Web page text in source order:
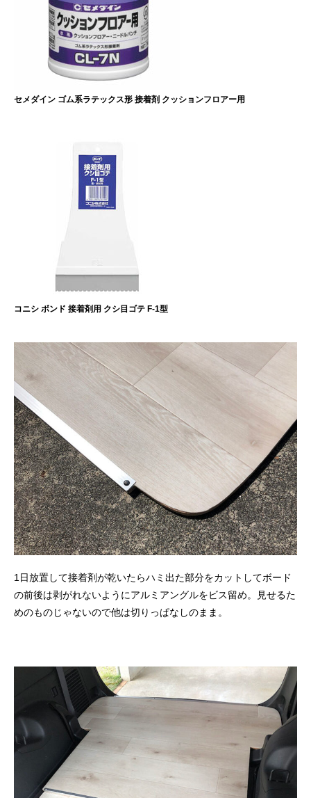
セメダイン ゴム系ラテックス形 接着剤 クッションフロアー用
コニシ ボンド 接着剤用 クシ目ゴテ F-1型
1日放置して接着剤が乾いたらハミ出た部分をカットしてボード
の前後は剥がれないようにアルミアングルをビス留め。見せるた
めのものじゃないので他は切りっぱなしのまま。